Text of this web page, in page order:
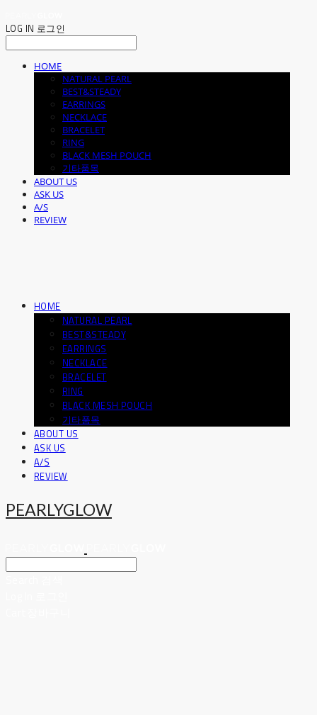
LOG IN 로그인
HOME
NATURAL PEARL
BEST&STEADY
EARRINGS
NECKLACE
BRACELET
RING
BLACK MESH POUCH
기타품목
ABOUT US
ASK US
A/S
REVIEW
HOME
NATURAL PEARL
BEST&STEADY
EARRINGS
NECKLACE
BRACELET
RING
BLACK MESH POUCH
기타품목
ABOUT US
ASK US
A/S
REVIEW
PEARLYGLOW